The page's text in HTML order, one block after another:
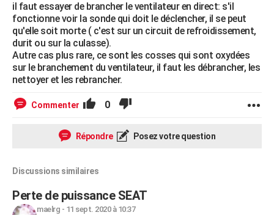
S'inscrire
Se connecter
Lycées
Collèges
Primaires
Universités
Entreprises
Service militaire
Avis de recherche
AVIS DE DÉCÈS
FORUM
Bricolage
Lifestyle
Culture
Sport
Auto
Television
Voyage
Cinema
il faut essayer de brancher le ventilateur en direct: s'il
fonctionne voir la sonde qui doit le déclencher, il se peut
qu'elle soit morte ( c'est sur un circuit de refroidissement,
durit ou sur la culasse).
Autre cas plus rare, ce sont les cosses qui sont oxydées
sur le branchement du ventilateur, il faut les débrancher, les
nettoyer et les rebrancher.
Commenter 0
Répondre Posez votre question
Discussions similaires
Perte de puissance SEAT
maelrg - 11 sept. 2020 à 10:37